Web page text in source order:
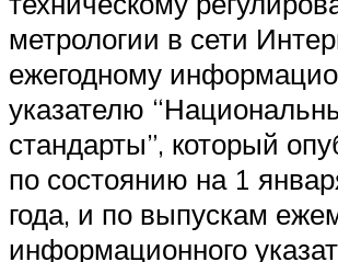
метрологии в сети
ежегодному
указателю
стандарты”, который
по состоянию на 1
года, и по выпускам
информационного